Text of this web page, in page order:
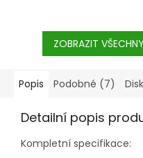
ZOBRAZIT
Popis Podobné (7)
Detailní popis
Kompletní specifikace: